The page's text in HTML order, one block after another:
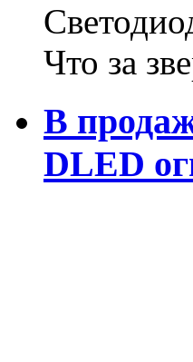
Что за
В
DLED